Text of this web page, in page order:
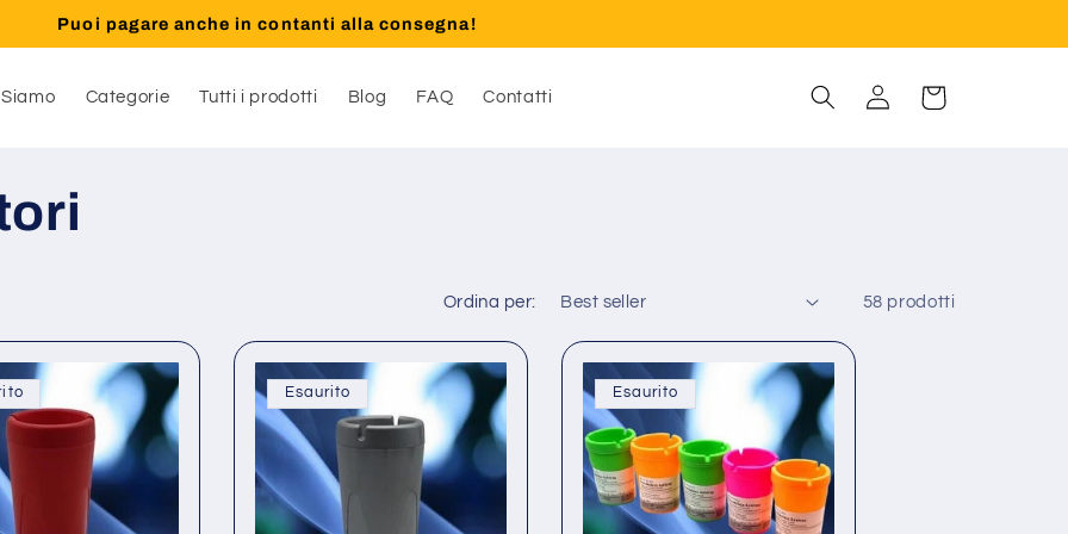
Puoi pagare anche in contanti alla consegna!
Categorie Tutti i prodotti Blog FAQ Contatti Accedi Carrello
Ordina per: 58 prodotti
Esaurito Esaurito